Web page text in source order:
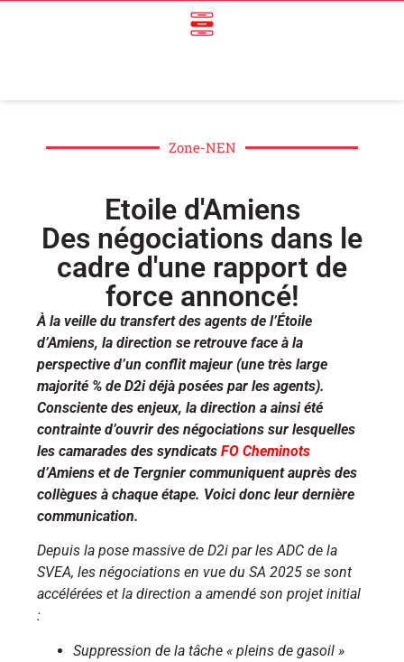
Zone-NEN
Etoile d'Amiens
Des négociations dans le
cadre d'une rapport de
force annoncé!
À la veille du transfert des agents de l’Étoile
d’Amiens, la direction se retrouve face à la
perspective d’un conflit majeur (une très large
majorité % de D2i déjà posées par les agents).
Consciente des enjeux, la direction a ainsi été
contrainte d’ouvrir des négociations sur lesquelles
les camarades des syndicatsFO Cheminots
d’Amiens et de Tergnier communiquent auprès des
collègues à chaque étape. Voici donc leur dernière
communication.
Depuis la pose massive de D2i par les ADC de la
SVEA, les négociations en vue du SA 2025 se sont
accélérées et la direction a amendé son projet initial
:
Suppression de la tâche « pleins de gasoil »